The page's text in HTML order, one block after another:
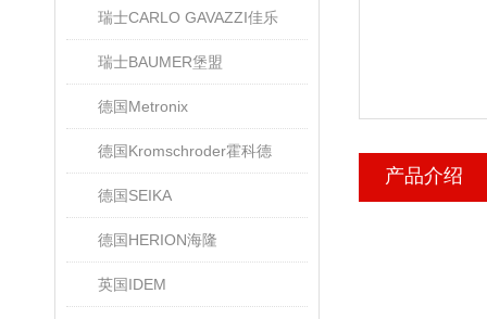
瑞士CARLO GAVAZZI佳乐
瑞士BAUMER堡盟
德国Metronix
德国Kromschroder霍科德
德国SEIKA
德国HERION海隆
英国IDEM
产品介绍